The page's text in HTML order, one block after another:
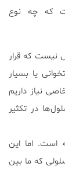
که چه نوع
که قرار
یا بسیار
نیاز داریم
در تکثیر
است. اما این
که ما بین